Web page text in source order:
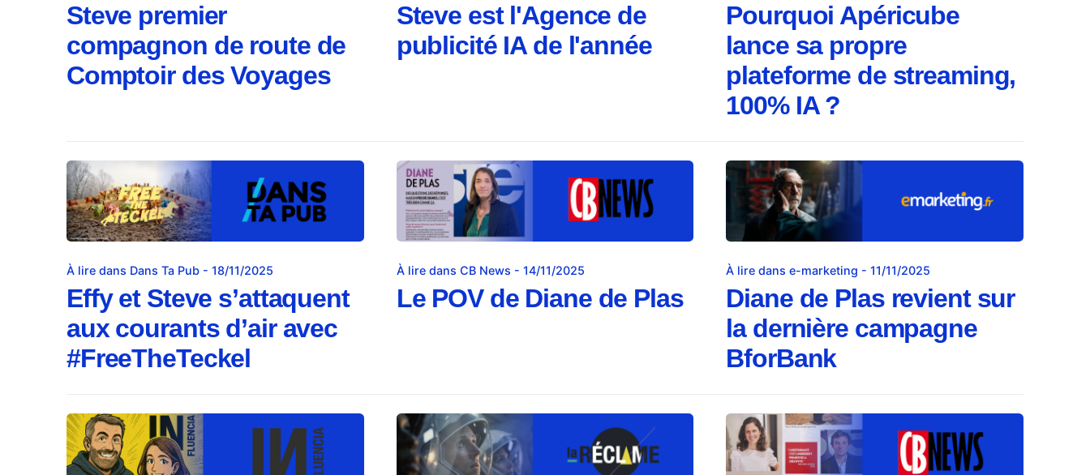
Steve premier
compagnon de route de
Comptoir des Voyages
Steve est l'Agence de
publicité IA de l'année
Pourquoi Apéricube
lance sa propre
plateforme de streaming,
100% IA ?
À lire dans Dans Ta Pub - 18/11/2025
Effy et Steve s’attaquent
aux courants d’air avec
#FreeTheTeckel
À lire dans CB News - 14/11/2025
Le POV de Diane de Plas
À lire dans e-marketing - 11/11/2025
Diane de Plas revient sur
la dernière campagne
BforBank